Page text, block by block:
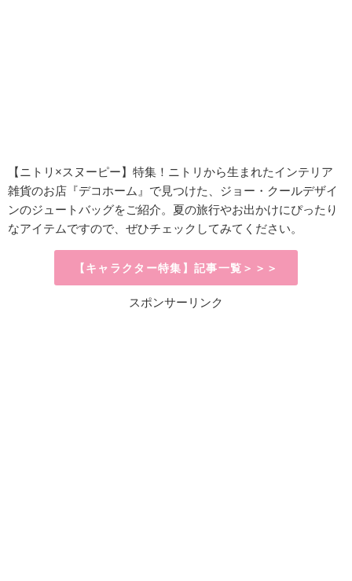
【ニトリ×スヌーピー】特集！ニトリから生まれたインテリア
雑貨のお店『デコホーム』で見つけた、 ジョー・クールデザイ
ンのジュートバッグをご紹介。夏の旅行やお出かけにぴったり
なアイテムですので、ぜひチェックしてみてください。
【キャラクター特集】記事一覧＞＞＞
スポンサーリンク